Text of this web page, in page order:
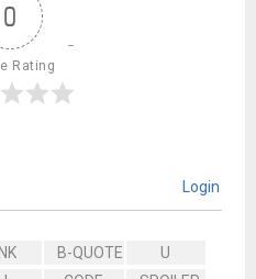
0
Rating
Login